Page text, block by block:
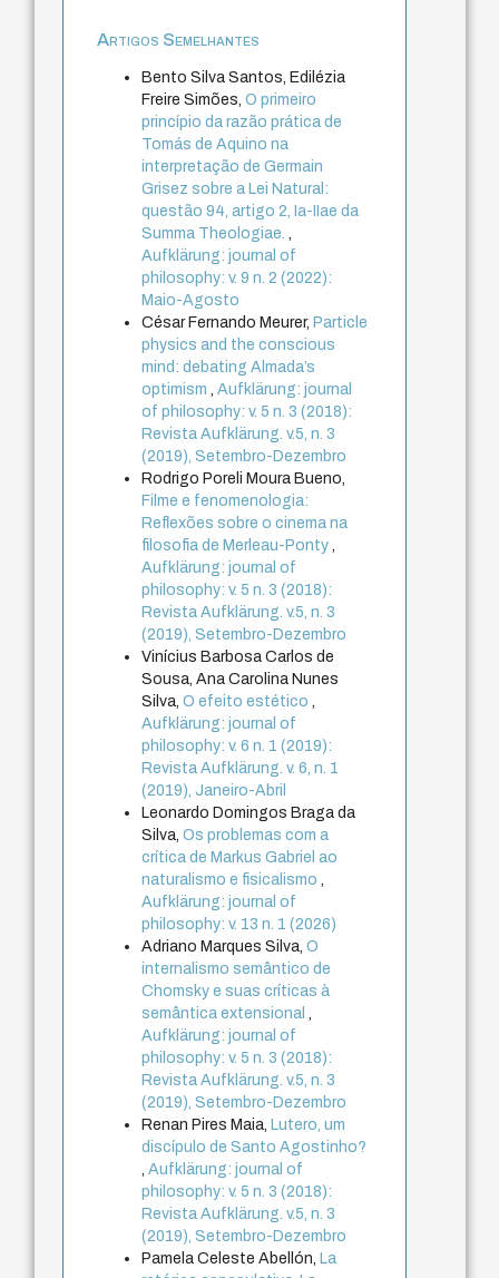
Artigos Semelhantes
Bento Silva Santos, Edilézia
Freire Simões,O primeiro
princípio da razão prática de
Tomás de Aquino na
interpretação de Germain
Grisez sobre a Lei Natural:
questão 94, artigo 2, Ia-IIae da
Summa Theologiae.
Aufklärung: journal of
philosophy: v. 9 n. 2 (2022):
Maio-Agosto
César Fernando Meurer,Particle
physics and the conscious
mind: debating Almada’s
optimism
,Aufklärung: journal
of philosophy: v. 5 n. 3 (2018):
Revista Aufklärung. v.5, n. 3
(2019), Setembro-Dezembro
Rodrigo Poreli Moura Bueno,
Filme e fenomenologia:
Reflexões sobre o cinema na
filosofia de Merleau-Ponty
Aufklärung: journal of
philosophy: v. 5 n. 3 (2018):
Revista Aufklärung. v.5, n. 3
(2019), Setembro-Dezembro
Vinícius Barbosa Carlos de
Sousa, Ana Carolina Nunes
Silva,O efeito estético
Aufklärung: journal of
philosophy: v. 6 n. 1 (2019):
Revista Aufklärung. v. 6, n. 1
(2019), Janeiro-Abril
Leonardo Domingos Braga da
Silva,Os problemas com a
crítica de Markus Gabriel ao
naturalismo e fisicalismo
Aufklärung: journal of
philosophy: v. 13 n. 1 (2026)
Adriano Marques Silva,O
internalismo semântico de
Chomsky e suas críticas à
semântica extensional
Aufklärung: journal of
philosophy: v. 5 n. 3 (2018):
Revista Aufklärung. v.5, n. 3
(2019), Setembro-Dezembro
Renan Pires Maia,Lutero, um
discípulo de Santo Agostinho?
,Aufklärung: journal of
philosophy: v. 5 n. 3 (2018):
Revista Aufklärung. v.5, n. 3
(2019), Setembro-Dezembro
Pamela Celeste Abellón,La